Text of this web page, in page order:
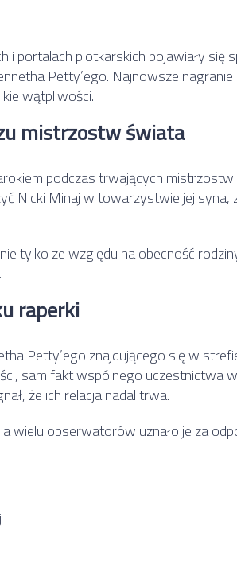
i portalach plotkarskich pojawiały się
Petty’ego. Najnowsze
wątpliwości.
mistrzostw świata
podczas trwających
Nicki Minaj w towarzystwie jej syna,
tylko ze względu na obecność
raperki
Petty’ego znajdującego się w
sam fakt wspólnego uczestnictwa
że ich relacja nadal trwa.
wielu obserwatorów uznało je za